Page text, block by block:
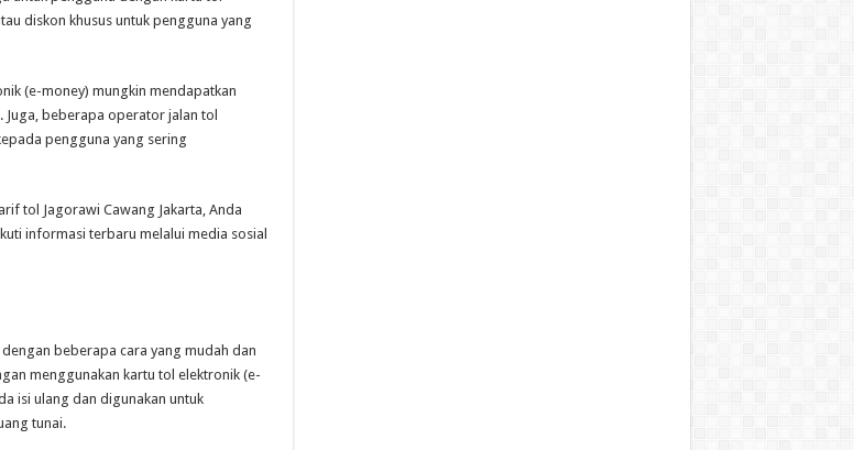
diskon khusus untuk pengguna yang
(e-money) mungkin mendapatkan
beberapa operator jalan tol
pengguna yang sering
tol Jagorawi Cawang Jakarta, Anda
informasi terbaru melalui media sosial
beberapa cara yang mudah dan
menggunakan kartu tol elektronik (e-
isi ulang dan digunakan untuk
tunai.